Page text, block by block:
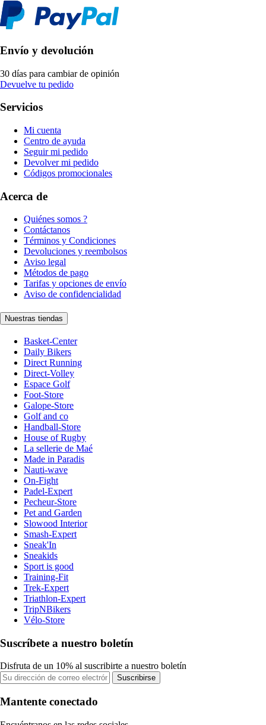
Envío y devolución
30 días para cambiar de opinión
Devuelve tu pedido
Servicios
Mi cuenta
Centro de ayuda
Seguir mi pedido
Devolver mi pedido
Códigos promocionales
Acerca de
Quiénes somos ?
Contáctanos
Términos y Condiciones
Devoluciones y reembolsos
Aviso legal
Métodos de pago
Tarifas y opciones de envío
Aviso de confidencialidad
Nuestras tiendas
Basket-Center
Daily Bikers
Direct Running
Direct-Volley
Espace Golf
Foot-Store
Galope-Store
Golf and co
Handball-Store
House of Rugby
La sellerie de Maé
Made in Paradis
Nauti-wave
On-Fight
Padel-Expert
Pecheur-Store
Pet and Garden
Slowood Interior
Smash-Expert
Sneak'In
Sneakids
Sport is good
Training-Fit
Trek-Expert
Triathlon-Expert
TripNBikers
Vélo-Store
Suscríbete a nuestro boletín
Disfruta de un 10% al suscribirte a nuestro boletín
Suscribirse
Mantente conectado